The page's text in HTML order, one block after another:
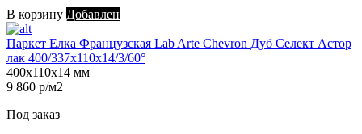
В корзину Добавлен
Паркет Елка Французская Lab Arte Chevron Дуб Селект Астор
лак 400/337х110х14/3/60°
400х110х14 мм
9 860 р/м2
Под заказ